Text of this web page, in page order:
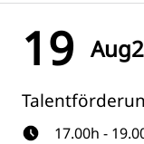
19 Aug
17.00h -